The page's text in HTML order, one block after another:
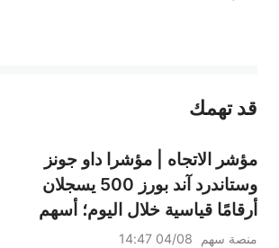
عند الضرورة، يرجى استشارة مستشار استثمار محترف. لا تقدم منصة سهم أي مشورة استثمارية، ولا تقدم أي
قد تهمك
مؤشر الاتجاه | مؤشرا داو جونز
وستاندرد آند بورز 500 يسجلان
أرقامًا قياسية خلال اليوم؛ أسهم
PRLB (+7.34%) وWSM
منصة سهم
04/08 14:47